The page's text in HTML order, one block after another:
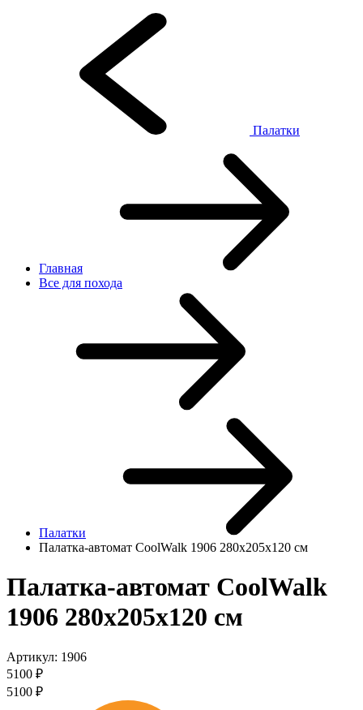
Палатки
Главная
Все для похода
Палатки
Палатка-автомат CoolWalk 1906 280x205x120 см
Палатка-автомат CoolWalk
1906 280x205x120 см
Артикул: 1906
5100 ₽
5100 ₽